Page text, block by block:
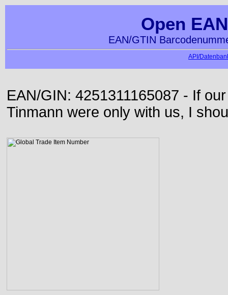
Open
EAN/GTIN
API/
EAN/GIN: 4251311165087 - If
Tinmann were only with us, I